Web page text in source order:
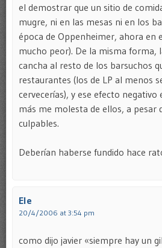
el demostrar que un sitio de
mugre, ni en las mesas ni en los
época de Oppenheimer, ahora en
mucho peor). De la misma forma,
cancha al resto de los barsuchos
restaurantes (los de LP al menos
cervecerías), y ese efecto negativo
más me molesta de ellos, a pesar
culpables.
Deberían haberse fundido hace
Ele
20/4/2006 at 3:54 pm
como dijo javier «siempre hay un